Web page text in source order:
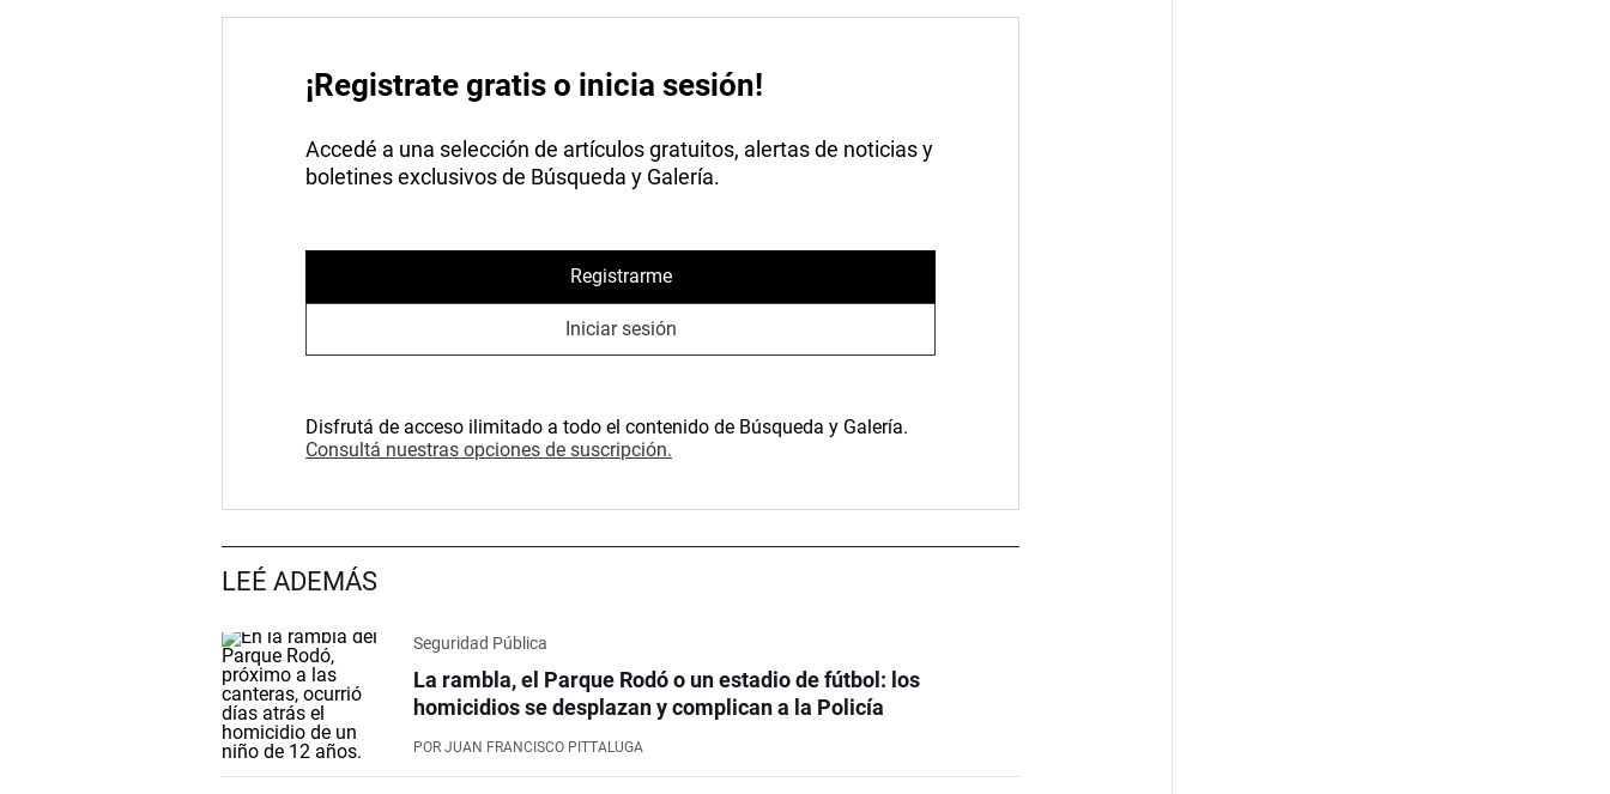
¡Registrate gratis o inicia sesión!
Accedé a una selección de artículos gratuitos, alertas de noticias y
boletines exclusivos de Búsqueda y Galería.
Registrarme
Iniciar sesión
Disfrutá de acceso ilimitado a todo el contenido de Búsqueda y Galería.
Consultá nuestras opciones de suscripción.
LEÉ ADEMÁS
Seguridad Pública
La rambla, el Parque Rodó o un estadio de fútbol: los
homicidios se desplazan y complican a la Policía
POR JUAN FRANCISCO PITTALUGA